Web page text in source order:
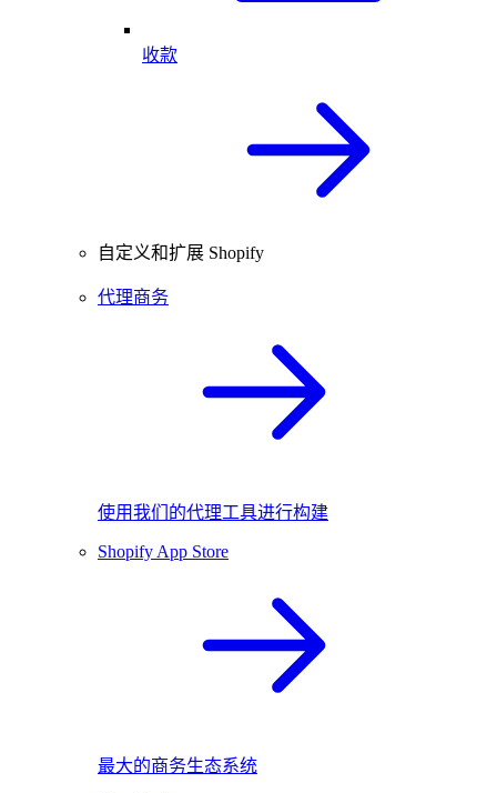
收款
自定义和扩展 Shopify
代理商务
使用我们的代理工具进行构建
Shopify App Store
最大的商务生态系统